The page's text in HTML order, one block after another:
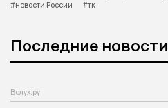
#новости России
#тк
Последние новости
Вслух.ру